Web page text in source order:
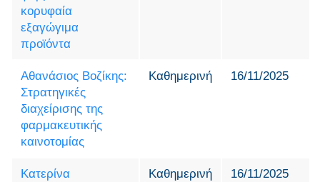
κορυφαία
εξαγώγιμα
προϊόντα
Αθανάσιος Βοζίκης:
Στρατηγικές
διαχείρισης της
φαρμακευτικής
καινοτομίας
Καθημερινή 16/11/2025
Κατερίνα
Καθημερινή 16/11/2025